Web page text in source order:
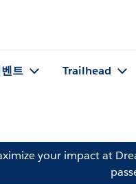
트 Trailhead
your impact at